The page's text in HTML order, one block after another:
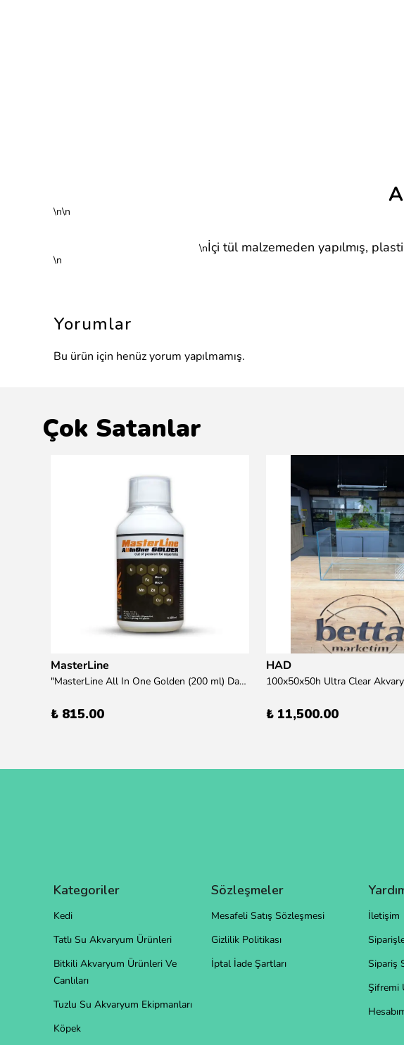
\n\n
\nİçi tül malzemeden yapılmış,
\n
Yorumlar
Bu ürün için henüz yorum yapılmamış.
Çok Satanlar
MasterLine
"MasterLine All In One Golden (200 ml) Daha yüksek zorluk derecesine sahip bitkiler için Özel formül Tam Besin "
₺ 815.00
HAD
₺ 11,500.00
Kategoriler
Kedi
Tatlı Su Akvaryum Ürünleri
Bitkili Akvaryum Ürünleri Ve
Canlıları
Tuzlu Su Akvaryum Ekipmanları
Köpek
Sözleşmeler
Mesafeli Satış Sözleşmesi
Gizlilik Politikası
İptal İade Şartları
İletişim
Sipariş
Şifremi